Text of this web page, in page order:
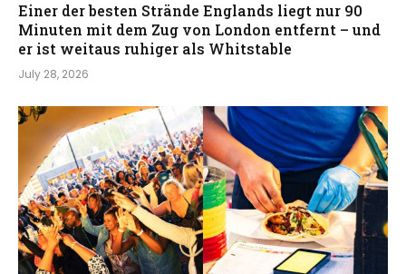
Einer der besten Strände Englands liegt nur 90
Minuten mit dem Zug von London entfernt – und
er ist weitaus ruhiger als Whitstable
July 28, 2026